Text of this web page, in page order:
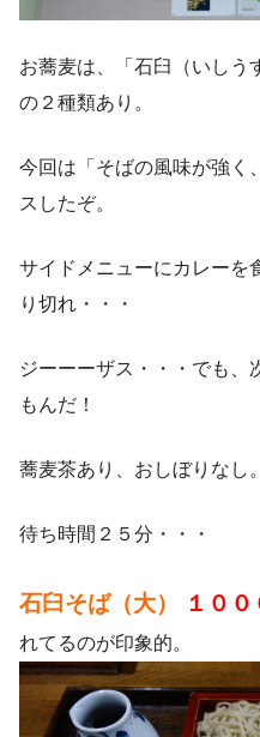
お蕎麦は、「石臼（いしう
の２種類あり。
今回は「そばの風味が強く
スしたぞ。
サイドメニューにカレーを
り切れ・・・
ジーーーザス・・・でも、
もんだ！
蕎麦茶あり、おしぼりなし。
待ち時間２５分・・・
石臼そば（大） １００
れてるのが印象的。